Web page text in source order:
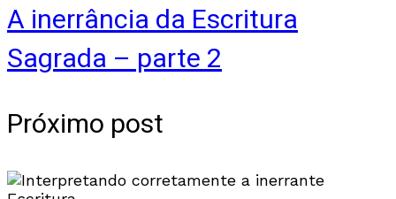
A inerrância da Escritura
Sagrada – parte 2
Próximo post